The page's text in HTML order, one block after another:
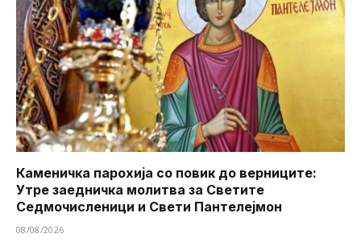
Каменичка парохија со повик до верниците:
Утре заедничка молитва за Светите
Седмочисленици и Свети Пантелејмон
08/08/2026